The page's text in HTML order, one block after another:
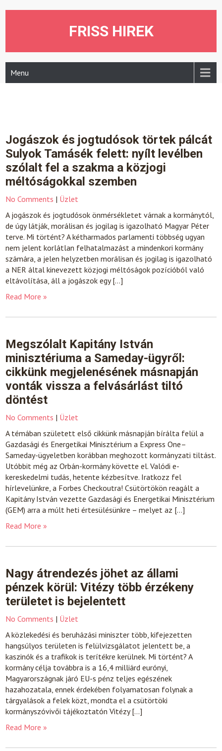
FRISS HIREK
Menu
Jogászok és jogtudósok törtek pálcát
Sulyok Tamásék felett: nyílt levélben
szólalt fel a szakma a közjogi
méltóságokkal szemben
No Comments | Üzlet
A jogászok és jogtudósok önmérsékletet várnak a kormánytól,
de úgy látják, morálisan és jogilag is igazolható Magyar Péter
terve. Mi történt? A kétharmados parlamenti többség ugyan
nem jelent korlátlan felhatalmazást a mindenkori kormány
számára, a jelen helyzetben morálisan és jogilag is igazolható
a NER által kinevezett közjogi méltóságok pozícióból való
eltávolítása, áll a jogászok egy […]
Read More »
Megszólalt Kapitány István
minisztériuma a Sameday-ügyről:
cikkünk megjelenésének másnapján
vonták vissza a felvásárlást tiltó
döntést
No Comments | Üzlet
A témában született első cikkünk másnapján bírálta felül a
Gazdasági és Energetikai Minisztérium a Express One–
Sameday-ügyeletben korábban meghozott kormányzati tiltást.
Utóbbit még az Orbán-kormány követte el. Valódi e-
kereskedelmi tudás, hetente kézbesítve. Iratkozz fel
hírlevelünkre, a Forbes Checkoutra! Csütörtökön reagált a
Kapitány István vezette Gazdasági és Energetikai Minisztérium
(GEM) arra a múlt heti értesülésünkre – melyet az […]
Read More »
Nagy átrendezés jöhet az állami
pénzek körül: Vitézy több érzékeny
területet is bejelentett
No Comments | Üzlet
A közlekedési és beruházási miniszter több, kifejezetten
hangsúlyos területen is felülvizsgálatot jelentett be, a
kaszinók és a trafikok is terítékre kerülnek. Mi történt? A
kormány célja továbbra is a 16,4 milliárd eurónyi,
Magyarországnak járó EU-s pénz teljes egészének
hazahozatala, ennek érdekében folyamatosan folynak a
tárgyalások a felek közt, mondta el a csütörtöki
kormányszóvivői tájékoztatón Vitézy […]
Read More »